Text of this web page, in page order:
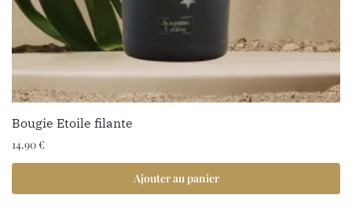
Bougie Etoile filante
14.90€
Ajouter au panier